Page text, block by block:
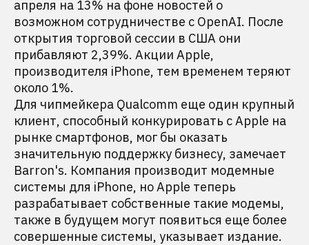
апреля на 13% на фоне новостей о
возможном сотрудничестве с OpenAI. После
открытия торговой сессии в США они
прибавляют 2,39%. Акции Apple,
производителя iPhone, тем временем теряют
около 1%.
Для чипмейкера Qualcomm еще один крупный
клиент, способный конкурировать с Apple на
рынке смартфонов, мог бы оказать
значительную поддержку бизнесу, замечает
Barron's. Компания производит модемные
системы для iPhone, но Apple теперь
разрабатывает собственные такие модемы,
также в будущем могут появиться еще более
совершенные системы, указывает издание.